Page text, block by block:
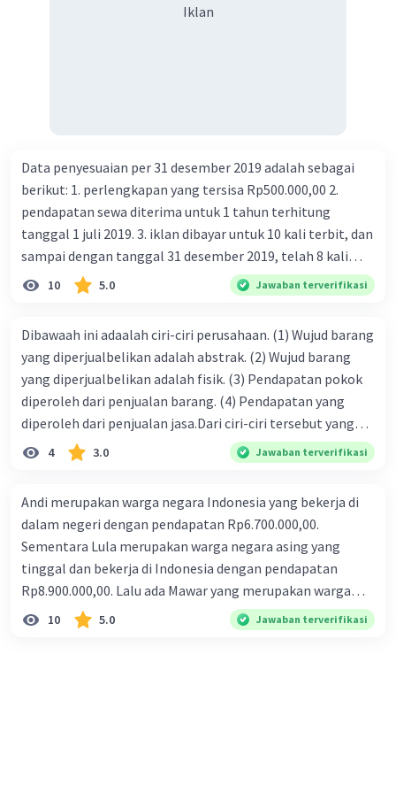
Iklan
Data penyesuaian per 31 desember 2019 adalah sebagai
berikut: 1. perlengkapan yang tersisa Rp500.000,00 2.
pendapatan sewa diterima untuk 1 tahun terhitung
tanggal 1 juli 2019. 3. iklan dibayar untuk 10 kali terbit, dan
sampai dengan tanggal 31 desember 2019, telah 8 kali
terbit. 4. gaji terutang untuk periode berjalan sebesar
Rp800.000,00 dari data di atas, pencatatan jurnal pembalik
10 5.0 Jawaban terverifikasi
Dibawaah ini adaalah ciri-ciri perusahaan. (1) Wujud barang
yang diperjualbelikan adalah abstrak. (2) Wujud barang
yang diperjualbelikan adalah fisik. (3) Pendapatan pokok
diperoleh dari penjualan barang. (4) Pendapatan yang
diperoleh dari penjualan jasa.Dari ciri-ciri tersebut yang
merupakan ciri dari perusahaan dagang ditunjukan pada
nomor…. a. 1 dan 3 b. 3 dan 4 c. 2 dan 3 d. 1 dan 2 e. 2 dan 4
4 3.0 Jawaban terverifikasi
Andi merupakan warga negara Indonesia yang bekerja di
dalam negeri dengan pendapatan Rp6.700.000,00.
Sementara Lula merupakan warga negara asing yang
tinggal dan bekerja di Indonesia dengan pendapatan
Rp8.900.000,00. Lalu ada Mawar yang merupakan warga
negara Indonesia yang tinggal dan bekerja di luar negeri
dengan pendapatan Rp11.000.000,00. Hitunglah PNB
10 5.0 Jawaban terverifikasi